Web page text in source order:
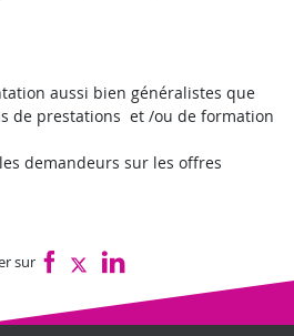
aussi bien généralistes que
de prestations et /ou de formation
demandeurs sur les offres
sur